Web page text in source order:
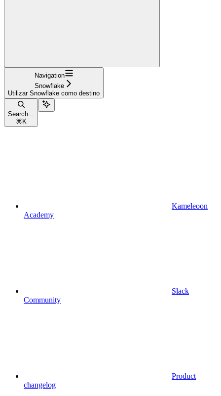
Navigation
Snowflake
Utilizar Snowflake como destino
Search...
⌘ K
Kameleoon
Academy
Slack
Community
Product
changelog